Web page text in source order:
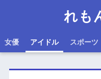
れも
女優 アイドル スポーツ